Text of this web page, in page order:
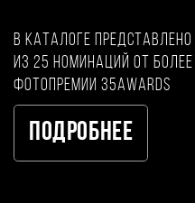
В каталоге
из 25 номинаций от
фотопремии 35AWARDS
Подробнее